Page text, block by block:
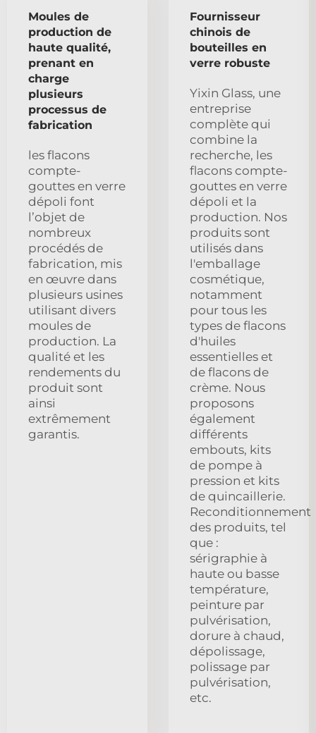
Moules de
production de
haute qualité,
prenant en
charge
plusieurs
processus de
fabrication
les flacons
compte-
gouttes en verre
dépoli font
l’objet de
nombreux
procédés de
fabrication, mis
en œuvre dans
plusieurs usines
utilisant divers
moules de
production. La
qualité et les
rendements du
produit sont
ainsi
extrêmement
garantis.
Fournisseur
chinois de
bouteilles en
verre robuste
Yixin Glass, une
entreprise
complète qui
combine la
recherche, les
flacons compte-
gouttes en verre
dépoli et la
production. Nos
produits sont
utilisés dans
l'emballage
cosmétique,
notamment
pour tous les
types de flacons
d'huiles
essentielles et
de flacons de
crème. Nous
proposons
également
différents
embouts, kits
de pompe à
pression et kits
de quincaillerie.
Reconditionnement
des produits, tel
que :
sérigraphie à
haute ou basse
température,
peinture par
pulvérisation,
dorure à chaud,
dépolissage,
polissage par
pulvérisation,
etc.